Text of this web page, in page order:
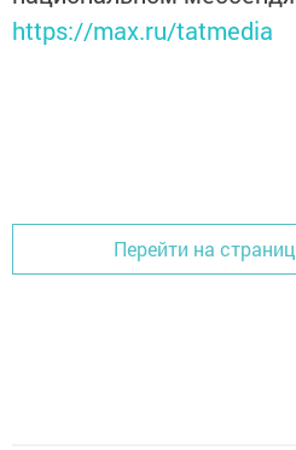
https://max.ru/tatmedia
Перейти на